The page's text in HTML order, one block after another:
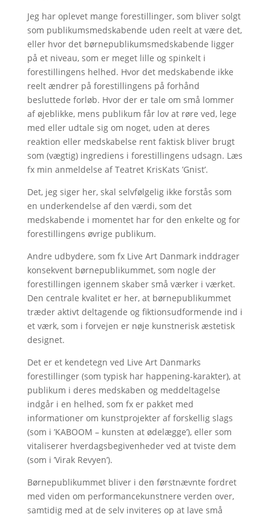
Jeg har oplevet mange forestillinger, som bliver solgt
som publikumsmedskabende uden reelt at være det,
eller hvor det børnepublikumsmedskabende ligger
på et niveau, som er meget lille og spinkelt i
forestillingens helhed. Hvor det medskabende ikke
reelt ændrer på forestillingens på forhånd
besluttede forløb. Hvor der er tale om små lommer
af øjeblikke, mens publikum får lov at røre ved, lege
med eller udtale sig om noget, uden at deres
reaktion eller medskabelse rent faktisk bliver brugt
som (vægtig) ingrediens i forestillingens udsagn. Læs
fx min anmeldelse af Teatret KrisKats ’Gnist’.
Det, jeg siger her, skal selvfølgelig ikke forstås som
en underkendelse af den værdi, som det
medskabende i momentet har for den enkelte og for
forestillingens øvrige publikum.
Andre udbydere, som fx Live Art Danmark inddrager
konsekvent børnepublikummet, som nogle der
forestillingen igennem skaber små værker i værket.
Den centrale kvalitet er her, at børnepublikummet
træder aktivt deltagende og fiktionsudformende ind i
et værk, som i forvejen er nøje kunstnerisk æstetisk
designet.
Det er et kendetegn ved Live Art Danmarks
forestillinger (som typisk har happening-karakter), at
publikum i deres medskaben og meddeltagelse
indgår i en helhed, som fx er pakket med
informationer om kunstprojekter af forskellig slags
(som i ’KABOOM – kunsten at ødelægge’), eller som
vitaliserer hverdagsbegivenheder ved at tviste dem
(som i ’Virak Revyen’).
Børnepublikummet bliver i den førstnævnte fordret
med viden om performancekunstnere verden over,
samtidig med at de selv inviteres op at lave små